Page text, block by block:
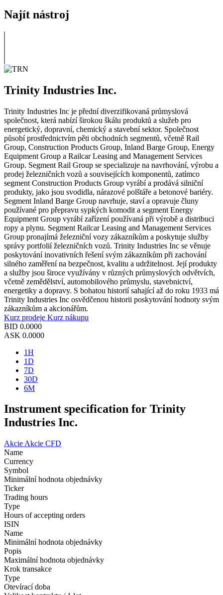
Najít nástroj
Trinity Industries Inc.
Trinity Industries Inc je přední diverzifikovaná průmyslová
společnost, která nabízí širokou škálu produktů a služeb pro
energetický, dopravní, chemický a stavební sektor. Společnost
působí prostřednictvím pěti obchodních segmentů, včetně Rail
Group, Construction Products Group, Inland Barge Group, Energy
Equipment Group a Railcar Leasing and Management Services
Group. Segment Rail Group se specializuje na navrhování, výrobu a
prodej železničních vozů a souvisejících komponentů, zatímco
segment Construction Products Group vyrábí a prodává silniční
produkty, jako jsou svodidla, nárazové polštáře a betonové bariéry.
Segment Inland Barge Group navrhuje, staví a opravuje čluny
používané pro přepravu sypkých komodit a segment Energy
Equipment Group vyrábí zařízení používaná při výrobě a distribuci
ropy a plynu. Segment Railcar Leasing and Management Services
Group pronajímá železniční vozy zákazníkům a poskytuje služby
správy portfolií železničních vozů. Trinity Industries Inc se věnuje
poskytování inovativních řešení svým zákazníkům při zachování
silného zaměření na bezpečnost, kvalitu a udržitelnost. Její produkty
a služby jsou široce využívány v různých průmyslových odvětvích,
včetně zemědělství, automobilového průmyslu, stavebnictví,
energetiky a dopravy. S bohatou historií sahající až do roku 1933 má
Trinity Industries Inc osvědčenou historii poskytování hodnoty svým
zákazníkům a akcionářům.
Kurz prodeje Kurz nákupu
BID 0.0000
ASK 0.0000
1H
1D
7D
30D
6M
Instrument specification for Trinity
Industries Inc.
Akcie Akcie CFD
Name
Currency
Symbol
Minimální hodnota objednávky
Ticker
Trading hours
Type
Hours of accepting orders
ISIN
Name
Minimální hodnota objednávky
Popis
Maximální hodnota objednávky
Krok transakce
Type
Otevírací doba